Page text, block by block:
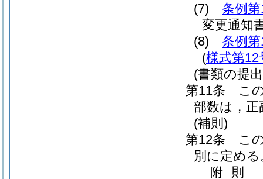
(7)
条例
変更通知
(8)
条例
(様式第12
(書類の提
第11条
こ
部数は，
(補則)
第12条
こ
別に定める
附 則